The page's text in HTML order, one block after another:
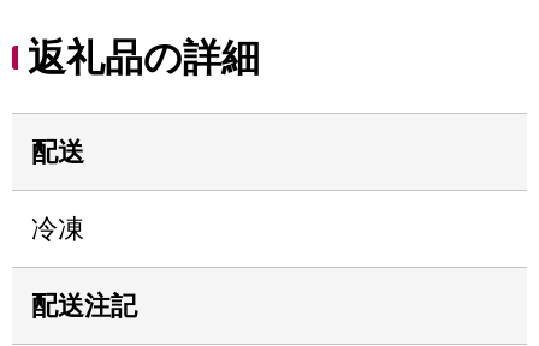
返礼品の詳細
配送
冷凍
配送注記